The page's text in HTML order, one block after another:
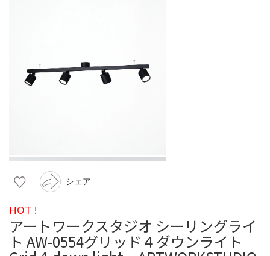
シェア
HOT !
アートワークスタジオ シーリングライ
ト AW-0554グリッド４ダウンライト